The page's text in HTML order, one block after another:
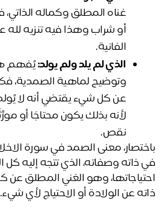
الفانية.
الذي لم يلد ولم يولد:
نقص.
عن الولادة أو الاحتياج لأي شيء.